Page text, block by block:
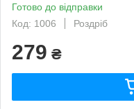
Готово до відправки
Код: 1006
Роздріб
279 ₴